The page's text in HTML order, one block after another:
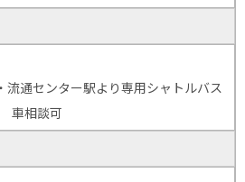
通センター駅より専用シャトルバス
車相談可